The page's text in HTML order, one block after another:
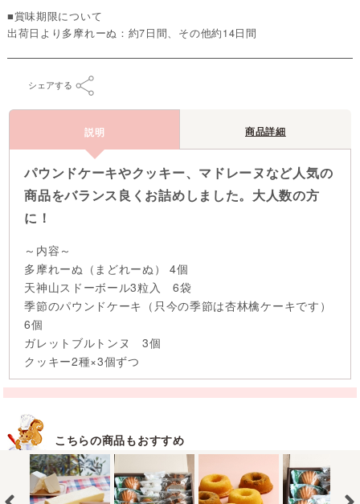
■賞味期限について
出荷日より多摩れーぬ：約7日間、その他約14日間
シェアする
説明 商品詳細
パウンドケーキやクッキー、マドレーヌなど人気の
商品をバランス良くお詰めしました。大人数の方
に！
～内容～
多摩れーぬ（まどれーぬ） 4個
天神山スドーボール3粒入 6袋
季節のパウンドケーキ（只今の季節は杏林檎ケーキです）
6個
ガレットブルトンヌ 3個
クッキー2種×3個ずつ
こちらの商品もおすすめ